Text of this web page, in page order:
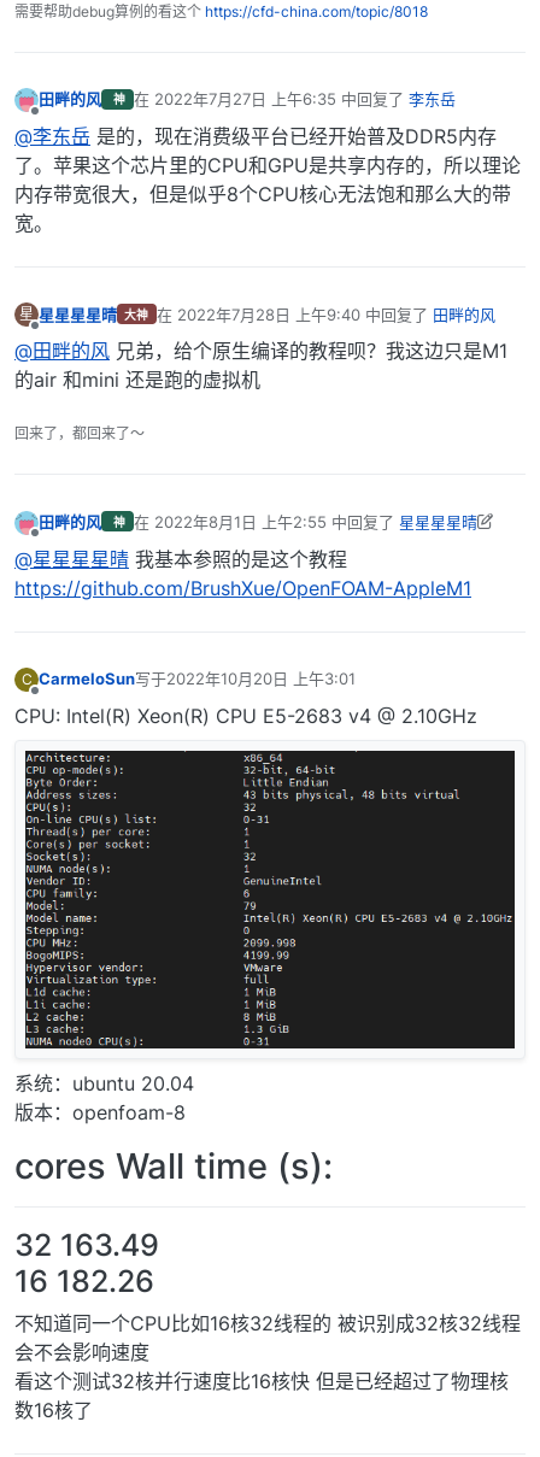
需要帮助debug算例的看这个 https://cfd-china.com/topic/8018
田畔的风 神 在 2022年7月27日 上午6:35 中回复了 李东岳
最后由 编辑
@李东岳 是的，现在消费级平台已经开始普及DDR5内存
了。苹果这个芯片里的CPU和GPU是共享内存的，所以理论
内存带宽很大，但是似乎8个CPU核心无法饱和那么大的带
宽。
星 星星星星晴 大神 在 2022年7月28日 上午9:40中回复了 田畔的风
最后由 编辑
@田畔的风 兄弟，给个原生编译的教程呗？我这边只是M1
的air 和mini 还是跑的虚拟机
回来了，都回来了～
田畔的风 神 在 2022年8月1日 上午2:55 中回复了 星星星星晴
最后由 田畔的风 编辑 2022年8月1日 上午10:56
@星星星星晴 我基本参照的是这个教程
https://github.com/BrushXue/OpenFOAM-AppleM1
C
离线
CarmeloSun写于2022年10月20日 上午3:01
最后由 编辑
CPU: Intel(R) Xeon(R) CPU E5-2683 v4 @ 2.10GHz
系统：ubuntu 20.04
版本：openfoam-8
cores Wall time (s):
32 163.49
16 182.26
不知道同一个CPU比如16核32线程的 被识别成32核32线程
会不会影响速度
看这个测试32核并行速度比16核快 但是已经超过了物理核
数16核了